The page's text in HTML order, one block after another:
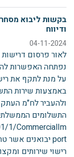
ודיווח
04-11-2024
באמצעות שירות
ולהעביר לח"מ
התשלומים
1/CommercialIm